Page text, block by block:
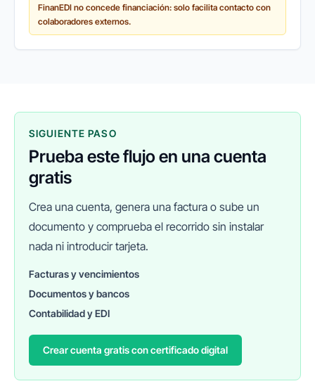
cada vez más empresas recurren a...
FinanEDI no concede financiación: solo facilita contacto con
colaboradores externos.
SIGUIENTE PASO
Prueba este flujo en una cuenta
gratis
Crea una cuenta, genera una factura o sube un
documento y comprueba el recorrido sin instalar
nada ni introducir tarjeta.
Facturas y vencimientos
Documentos y bancos
Contabilidad y EDI
Crear cuenta gratis con certificado digital
FINANEDI
Hablemos ahora
Pedir información sobre FinanEDI